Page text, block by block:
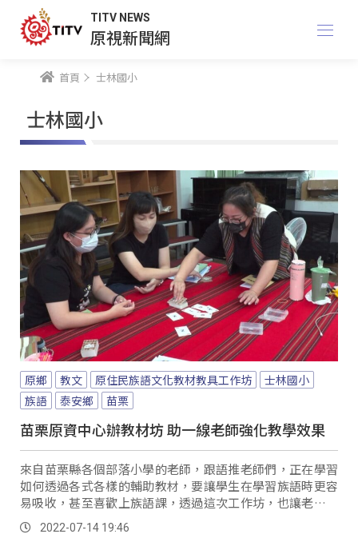
TITV NEWS
原視新聞網
首頁 士林國小
士林國小
原鄉 教文 原住民族語文化教材教具工作坊
士林國小
族語
泰安鄉 苗栗
苗栗原資中心辦教材坊 助一線老師強化教學效果
來自苗栗縣各個部落小學的老師，跟語推老師們，正在學習
如何透過各式各樣的輔助教材，要讓學生在學習族語時更容
易吸收，甚至喜歡上族語課，透過這次工作坊，也讓老師們
認識到不一樣的教學方法。
2022-07-14 19:46